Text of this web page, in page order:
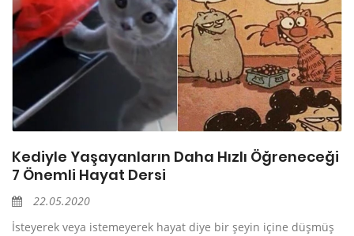
Kediyle Yaşayanların Daha Hızlı Öğreneceği
7 Önemli Hayat Dersi
22.05.2020
İsteyerek veya istemeyerek hayat diye bir şeyin içine düşmüş